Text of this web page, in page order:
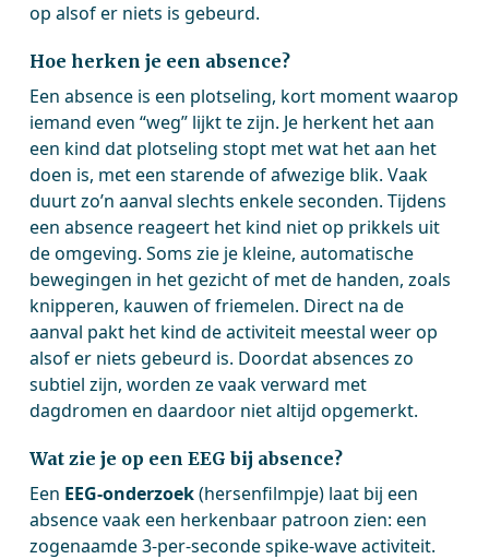
op alsof er niets is gebeurd.
Hoe herken je een absence?
Een absence is een plotseling, kort moment waarop
iemand even “weg” lijkt te zijn. Je herkent het aan
een kind dat plotseling stopt met wat het aan het
doen is, met een starende of afwezige blik. Vaak
duurt zo’n aanval slechts enkele seconden. Tijdens
een absence reageert het kind niet op prikkels uit
de omgeving. Soms zie je kleine, automatische
bewegingen in het gezicht of met de handen, zoals
knipperen, kauwen of friemelen. Direct na de
aanval pakt het kind de activiteit meestal weer op
alsof er niets gebeurd is. Doordat absences zo
subtiel zijn, worden ze vaak verward met
dagdromen en daardoor niet altijd opgemerkt.
Wat zie je op een EEG bij absence?
Een EEG-onderzoek(hersenfilmpje) laat bij een
absence vaak een herkenbaar patroon zien: een
zogenaamde 3-per-seconde spike-wave activiteit.